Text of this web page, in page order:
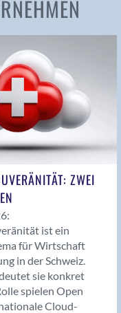
ZWEI
ist ein
für Wirtschaft
in der Schweiz.
sie konkret
spielen Open
Cloud-